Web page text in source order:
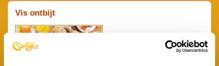
Vis ontbijt